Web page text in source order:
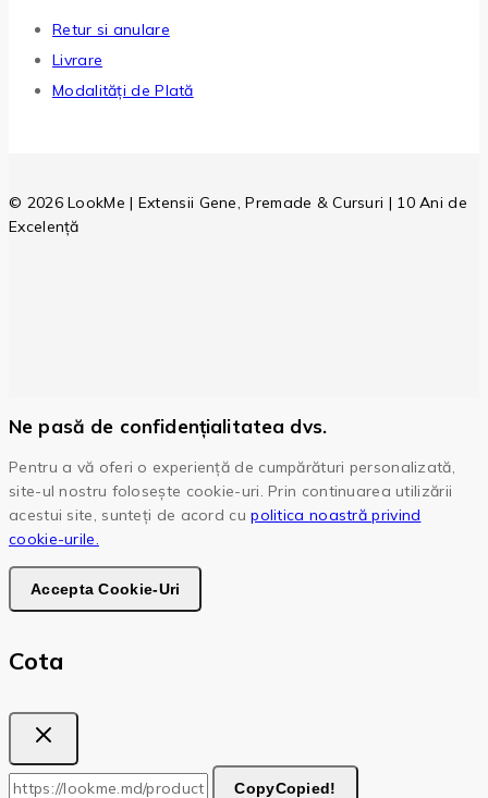
Retur si anulare
Livrare
Modalități de Plată
© 2026 LookMe | Extensii Gene, Premade & Cursuri | 10 Ani de
Excelență
Ne pasă de confidențialitatea dvs.
Pentru a vă oferi o experiență de cumpărături personalizată,
site-ul nostru folosește cookie-uri. Prin continuarea utilizării
acestui site, sunteți de acord cupolitica noastră privind
cookie-urile.
Accepta Cookie-Uri
Cota
CopyCopied!